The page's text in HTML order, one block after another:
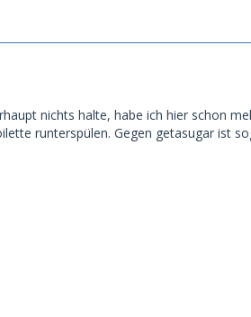
nichts halte, habe ich hier schon
runterspülen. Gegen getasugar ist